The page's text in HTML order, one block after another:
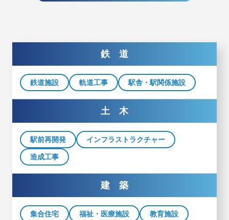
鉄 道
鉄道施設 軌道工事 駅舎・駅関係施設
土 木
駅前再開発 インフラストラクチャー
造成工事
建 築
集合住宅 福祉・医療施設 教育施設